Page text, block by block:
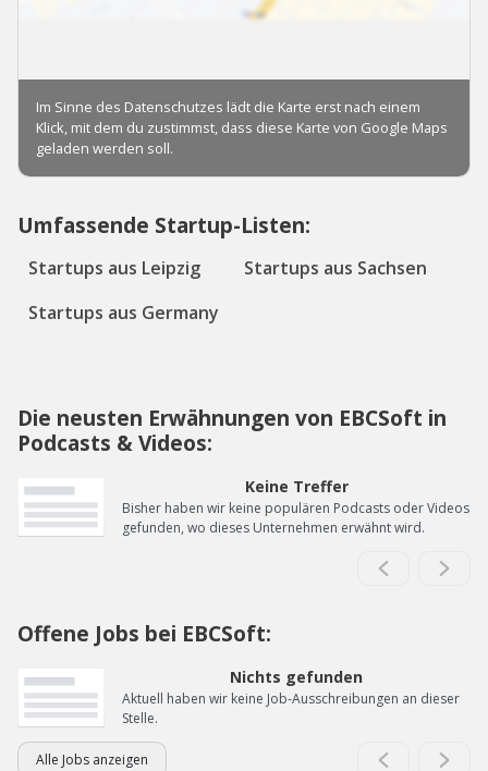
Umfassende Startup-Listen:
Startups aus Leipzig
Startups aus Sachsen
Startups aus Germany
Die neusten Erwähnungen von EBCSoft in
Podcasts & Videos:
Keine Treffer
Bisher haben wir keine populären Podcasts oder Videos
gefunden, wo dieses Unternehmen erwähnt wird.
Offene Jobs bei EBCSoft:
Nichts gefunden
Aktuell haben wir keine Job-Ausschreibungen an dieser
Stelle.
Alle Jobs anzeigen